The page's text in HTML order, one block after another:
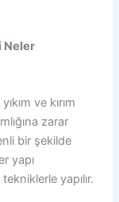
Neler
ve kırım
zarar
bir şekilde
yapı
yapılır.